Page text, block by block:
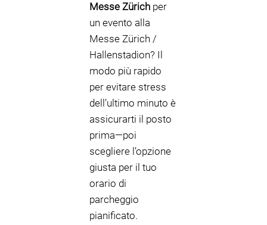
Messe Zürich per
un evento alla
Messe Zürich /
Hallenstadion? Il
modo più rapido
per evitare stress
dell’ultimo minuto è
assicurarti il posto
prima—poi
scegliere l’opzione
giusta per il tuo
orario di
parcheggio
pianificato.